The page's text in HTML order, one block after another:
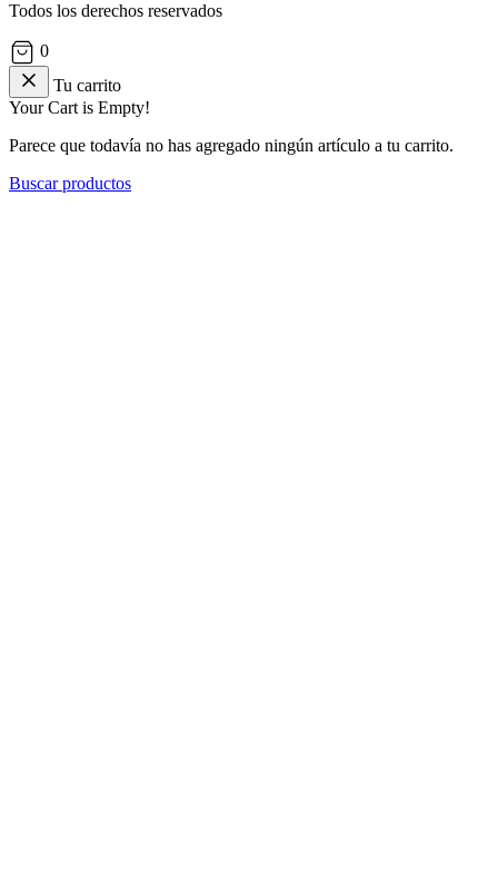
Todos los derechos reservados
0
Tu carrito
Your Cart is Empty!
Parece que todavía no has agregado ningún artículo a tu carrito.
Buscar productos